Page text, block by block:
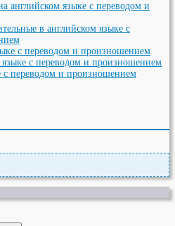
английском языке с переводом и
в английском языке с
с переводом и произношением
с переводом и произношением
с переводом и произношением